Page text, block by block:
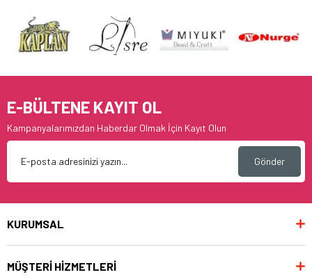
E-BÜLTENE KAYIT OL
Kampanyalarımızdan Haberdar Olmak İçin Kayıt Olun
Gönder
KURUMSAL
MÜŞTERİ HİZMETLERİ